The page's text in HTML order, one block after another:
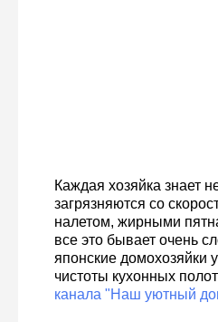
Каждая хозяйка знает
загрязняются со
налетом, жирными
все это бывает очень
японские домохозяйки
чистоты кухонных
канала "Наш уютный